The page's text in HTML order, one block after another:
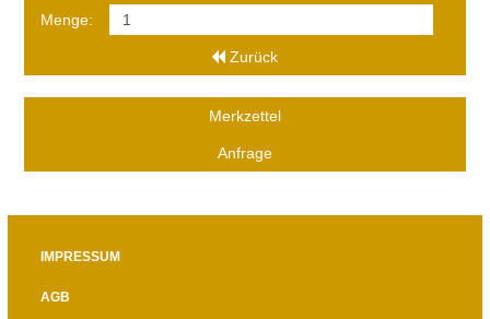
Menge:
Zurück
Merkzettel
Anfrage
IMPRESSUM
AGB